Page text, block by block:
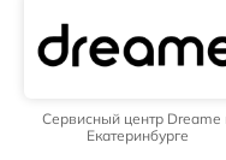
Сервисный центр Dreame
Екатеринбурге